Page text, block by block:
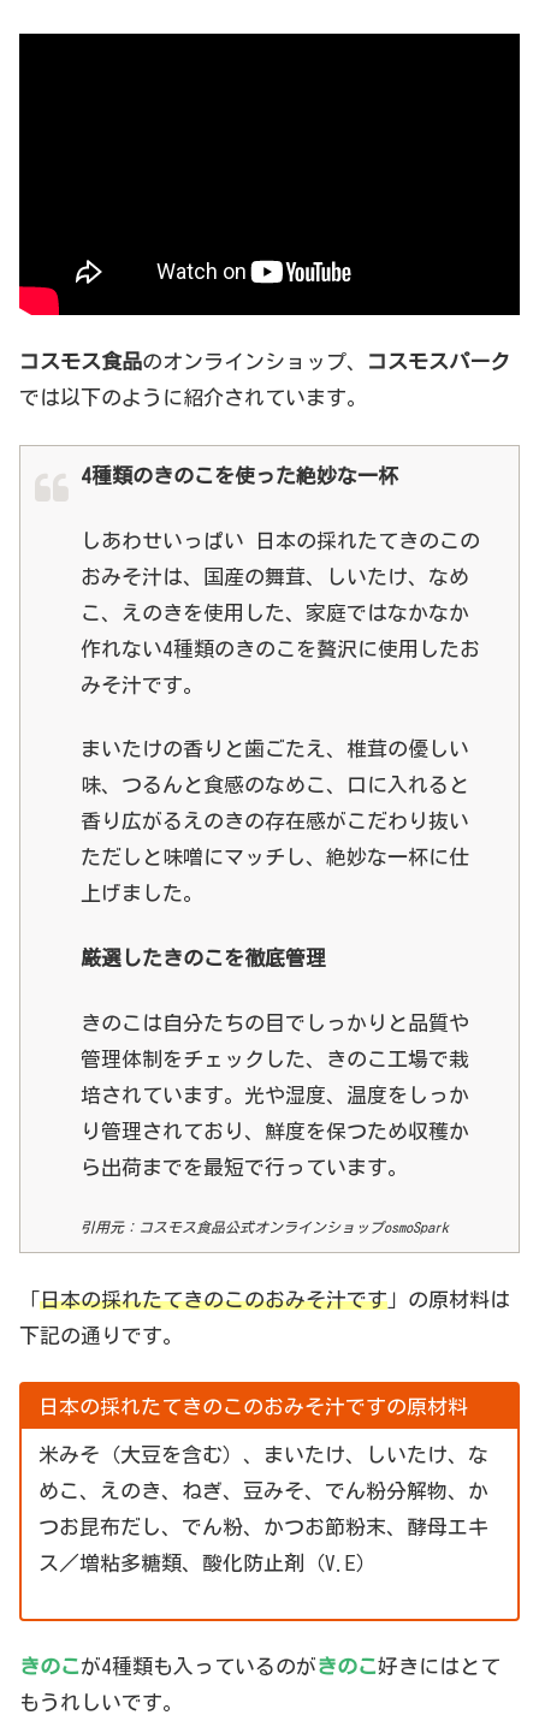
コスモス食品のオンラインショップ、
コスモスパーク
では以下のように紹介されています。
4種類のきのこを使った絶妙な一杯
しあわせいっぱい 日本の採れたてきのこの
おみそ汁は、国産の舞茸、しいたけ、なめ
こ、えのきを使用した、家庭ではなかなか
作れない4種類のきのこを贅沢に使用したお
みそ汁です。
まいたけの香りと歯ごたえ、椎茸の優しい
味、つるんと食感のなめこ、口に入れると
香り広がるえのきの存在感がこだわり抜い
ただしと味噌にマッチし、絶妙な一杯に仕
上げました。
厳選したきのこを徹底管理
きのこは自分たちの目でしっかりと品質や
管理体制をチェックした、きのこ工場で栽
培されています。光や湿度、温度をしっか
り管理されており、鮮度を保つため収穫か
ら出荷までを最短で行っています。
引用元：コスモス食品公式オンラインショップosmoSpark
「日本の採れたてきのこのおみそ汁です 」の原材料は
下記の通りです。
日本の採れたてきのこのおみそ汁ですの原材料
米みそ（大豆を含む）、まいたけ、しいたけ、な
めこ、えのき、ねぎ、豆みそ、でん粉分解物、か
つお昆布だし、でん粉、かつお節粉末、酵母エキ
ス／増粘多糖類、酸化防止剤（V.E）
きのこが4種類も入っているのがきのこ好きにはとて
もうれしいです。